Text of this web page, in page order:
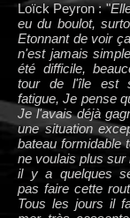
Loïck Peyron : "
eu du boulot,
Etonnant de voir
n'est jamais
été difficile,
tour de l'île est
fatigue, Je pense
Je l'avais déjà
une situation
bateau formidable
ne voulais plus
il y a quelques
pas faire cette
Tous les jours il